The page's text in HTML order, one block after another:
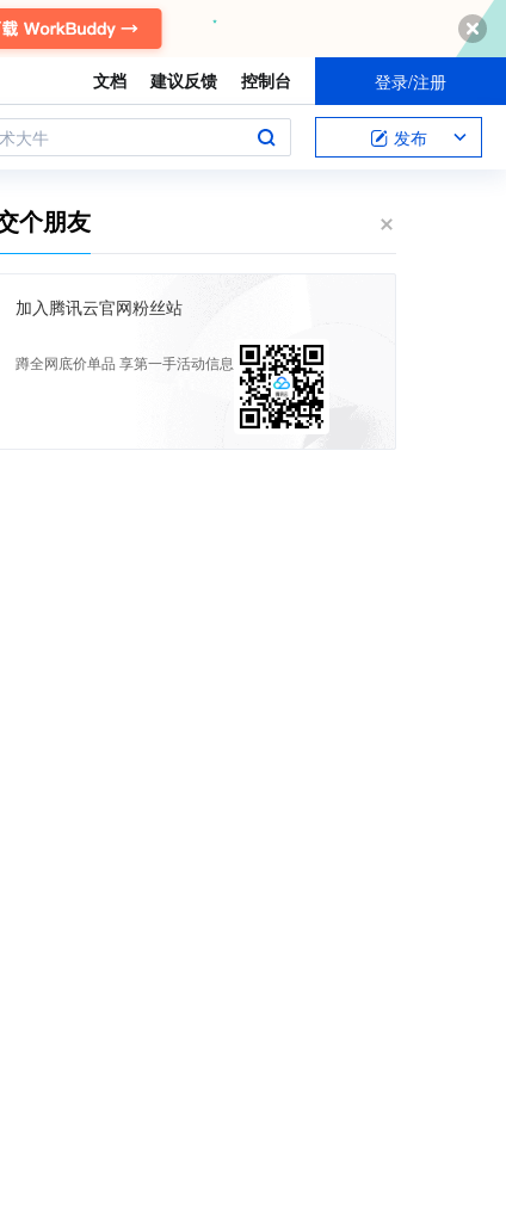
文档 建议反馈 控制台 登录/注册
大牛 发布
个朋友
加入腾讯云官网粉丝站
蹲全网底价单品 享第一手活动信息